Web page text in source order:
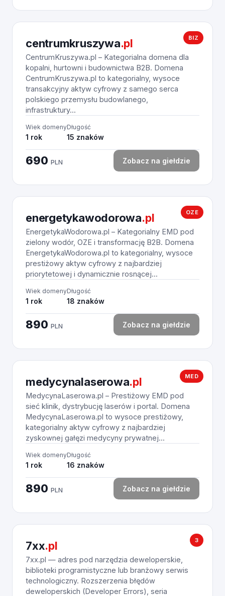
BIZ
centrumkruszywa.pl
CentrumKruszywa.pl – Kategorialna domena dla
kopalni, hurtowni i budownictwa B2B. Domena
CentrumKruszywa.pl to kategorialny, wysoce
transakcyjny aktyw cyfrowy z samego serca
polskiego przemysłu budowlanego,
infrastruktury...
Wiek domeny
1 rok
Długość
15 znaków
690 PLN Zobacz na giełdzie
OZE
energetykawodorowa.pl
EnergetykaWodorowa.pl – Kategorialny EMD pod
zielony wodór, OZE i transformację B2B. Domena
EnergetykaWodorowa.pl to kategorialny, wysoce
prestiżowy aktyw cyfrowy z najbardziej
priorytetowej i dynamicznie rosnącej...
Wiek domeny
1 rok
Długość
18 znaków
890 PLN Zobacz na giełdzie
MED
medycynalaserowa.pl
MedycynaLaserowa.pl – Prestiżowy EMD pod
sieć klinik, dystrybucję laserów i portal. Domena
MedycynaLaserowa.pl to wysoce prestiżowy,
kategorialny aktyw cyfrowy z najbardziej
zyskownej gałęzi medycyny prywatnej...
Wiek domeny
1 rok
Długość
16 znaków
890 PLN Zobacz na giełdzie
3
7xx.pl
7xx.pl — adres pod narzędzia deweloperskie,
biblioteki programistyczne lub branżowy serwis
technologiczny. Rozszerzenia błędów
deweloperskich (Developer Errors), seria